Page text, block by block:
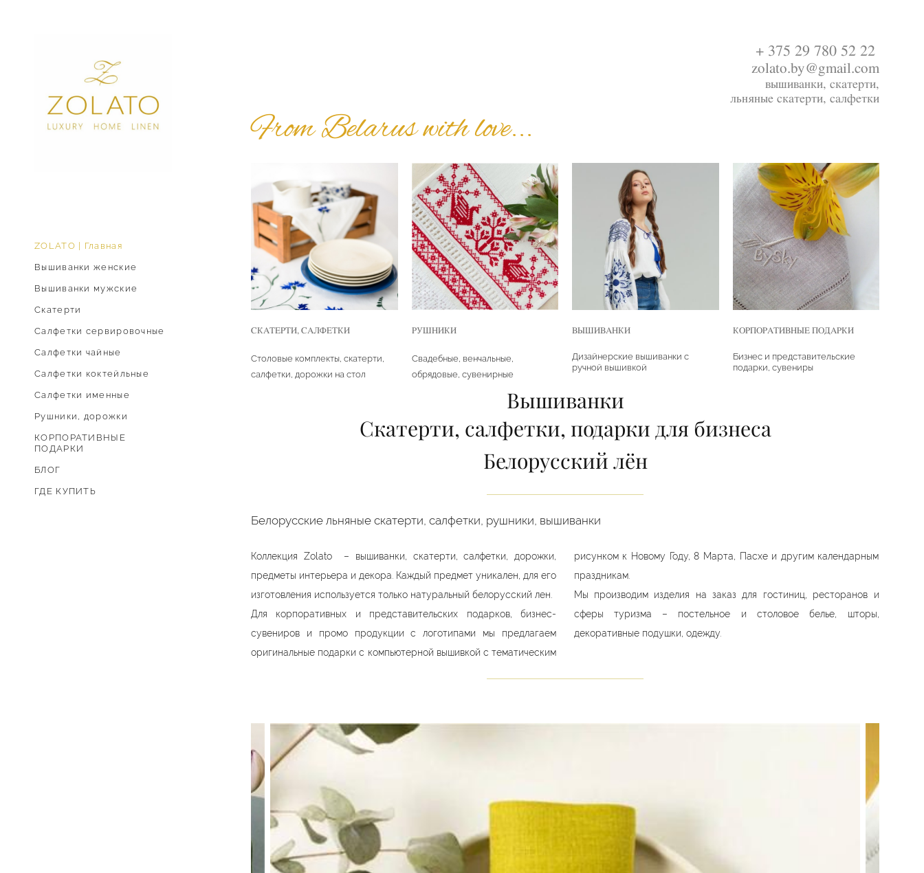
ZOLATO | Главная
Вышиванки женские
Вышиванки мужские
Скатерти
Cалфетки сервировочные
Салфетки чайные
Салфетки коктейльные
Салфетки именные
Рушники, дорожки
КОРПОРАТИВНЫЕ
ПОДАРКИ
БЛОГ
ГДЕ КУПИТЬ
+ 375 29 780 52 22
zolato.by@gmail.com
вышиванки, скатерти,
льняные скатерти, салфетки
From Belarus with love...
СКАТЕРТИ, САЛФЕТКИ
Столовые комплекты, скатерти,
салфетки, дорожки на стол
РУШНИКИ
Свадебные, венчальные,
обрядовые, сувенирные
ВЫШИВАНКИ
Дизайнерские вышиванки с
ручной вышивкой
КОРПОРАТИВНЫЕ ПОДАРКИ
Бизнес и представительские
подарки, сувениры
Вышиванки
Скатерти, салфетки, подарки для бизнеса
Белорусский лён
Белорусские льняные скатерти, салфетки, рушники, вышиванки
Коллекция Zolato – вышиванки, скатерти, салфетки, дорожки,
предметы интерьера и декора. Каждый предмет уникален, для его
изготовления используется только натуральный белорусский лен.
Для корпоративных и представительских подарков, бизнес-
сувениров и промо продукции с логотипами мы предлагаем
оригинальные подарки с компьютерной вышивкой с тематическим
рисунком к Новому Году, 8 Марта, Пасхе и другим календарным
праздникам.
Мы производим изделия на заказ для гостиниц, ресторанов и
сферы туризма – постельное и столовое белье, шторы,
декоративные подушки, одежду.